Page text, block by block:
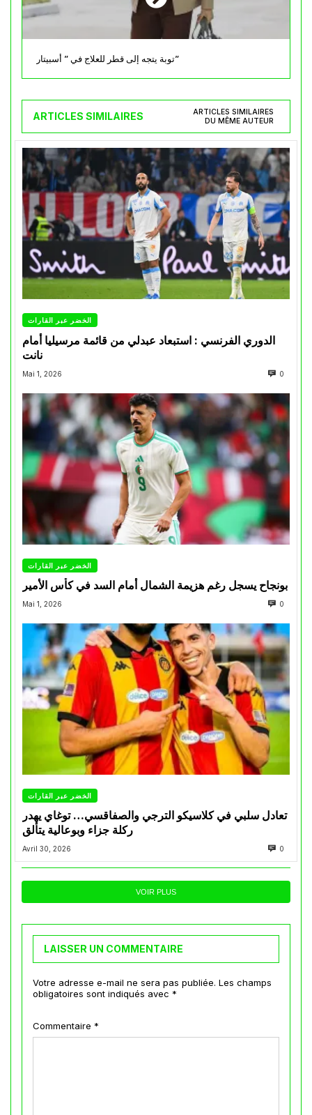
توبة يتجه إلى قطر للعلاج في ” أسبيتار”
ARTICLES SIMILAIRES
ARTICLES SIMILAIRES
DU MÊME AUTEUR
الخضر عبر القارات
الدوري الفرنسي : استبعاد عبدلي من قائمة مرسيليا أمام
نانت
Mai 1, 2026 0
الخضر عبر القارات
بونجاح يسجل رغم هزيمة الشمال أمام السد في كأس الأمير
Mai 1, 2026 0
الخضر عبر القارات
تعادل سلبي في كلاسيكو الترجي والصفاقسي… توغاي يهدر
ركلة جزاء وبوعالية يتألق
Avril 30, 2026 0
VOIR PLUS
LAISSER UN COMMENTAIRE
Votre adresse e-mail ne sera pas publiée. Les champs
obligatoires sont indiqués avec *
Commentaire *